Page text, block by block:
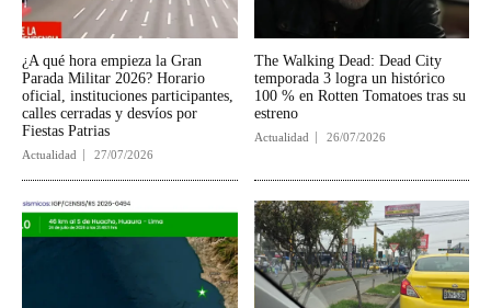
¿A qué hora empieza la Gran
Parada Militar 2026? Horario
oficial, instituciones participantes,
calles cerradas y desvíos por
Fiestas Patrias
Actualidad 27/07/2026
The Walking Dead: Dead City
temporada 3 logra un histórico
100 % en Rotten Tomatoes tras su
estreno
Actualidad 26/07/2026